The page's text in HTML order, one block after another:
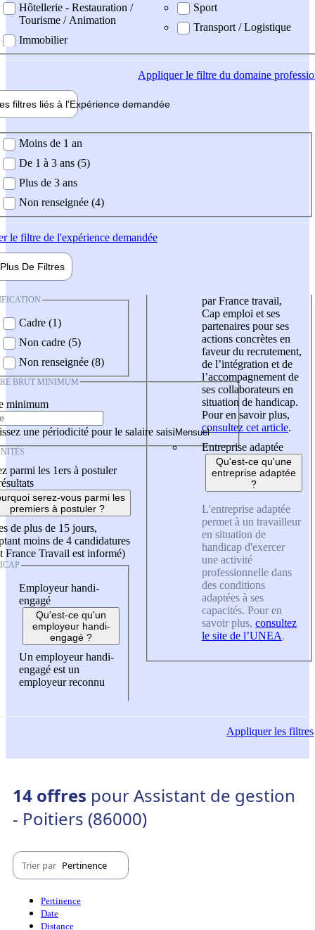
Hôtellerie - Restauration /
Tourisme / Animation
Immobilier
Sport
Transport / Logistique
Appliquerle filtre du domaine
filtres liés à l'Expérience demandée
demandée
Moins de 1 an
De 1 à 3 ans (5)
Plus de 3 ans
Non renseignée (4)
le filtre de l'expérience demandée
Plus De Filtres
Cadre (1)
Non cadre (5)
Non renseignée (8)
BRUT MINIMUM
minimum
une périodicité pour le salaire saisi
parmi les 1ers à postuler
serez-vous parmi les
premiers à postuler ?
de plus de 15 jours,
moins de 4 candidatures
France Travail est informé)
Employeur handi-
engagé
Qu'est-ce qu'un
employeur handi-
engagé ?
Un employeur handi-
engagé est un
employeur reconnu
par France travail,
Cap emploi et ses
partenaires pour ses
actions concrètes en
faveur du recrutement,
de l’intégration et de
l’accompagnement de
ses collaborateurs en
situation de handicap.
Pour en savoir plus,
consultez cet article.
Entreprise adaptée
Qu'est-ce qu'une
entreprise adaptée
?
L'entreprise adaptée
permet à un travailleur
en situation de
handicap d'exercer
une activité
professionnelle dans
des conditions
adaptées à ses
capacités. Pour en
savoir plus, consultez
le site de l’UNEA.
Appliquerles filtres
14 offres pour Assistant de gestion
- Poitiers (86000)
Trier par Pertinence
Pertinence
Date
Distance